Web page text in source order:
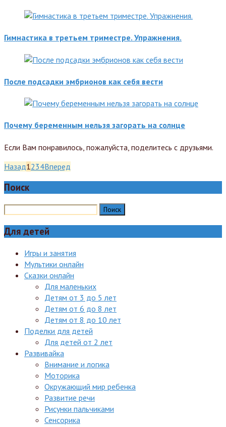
Гимнастика в третьем триместре. Упражнения.
После подсадки эмбрионов как себя вести
Почему беременным нельзя загорать на солнце
Если Вам понравилось, пожалуйста, поделитесь с друзьями.
Назад1234Вперед
Поиск
Для детей
Игры и занятия
Мультики онлайн
Сказки онлайн
Для маленьких
Детям от 3 до 5 лет
Детям от 6 до 8 лет
Детям от 8 до 10 лет
Поделки для детей
Для детей от 2 лет
Развивайка
Внимание и логика
Моторика
Окружающий мир ребенка
Развитие речи
Рисунки пальчиками
Сенсорика